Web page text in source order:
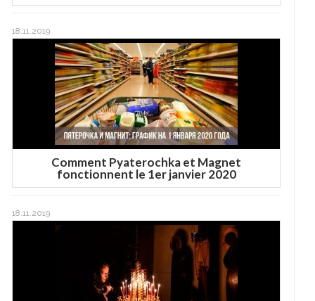
18.11.2019
Comment Pyaterochka et Magnet
fonctionnent le 1er janvier 2020
18.11.2019